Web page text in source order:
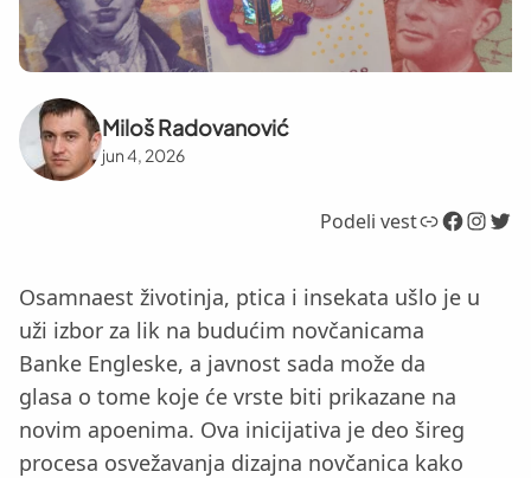
Miloš Radovanović
jun 4, 2026
Podeli vestLink Facebook InstagramTwitter
Osamnaest životinja, ptica i insekata ušlo je u
uži izbor za lik na budućim novčanicama
Banke Engleske, a javnost sada može da
glasa o tome koje će vrste biti prikazane na
novim apoenima. Ova inicijativa je deo šireg
procesa osvežavanja dizajna novčanica kako